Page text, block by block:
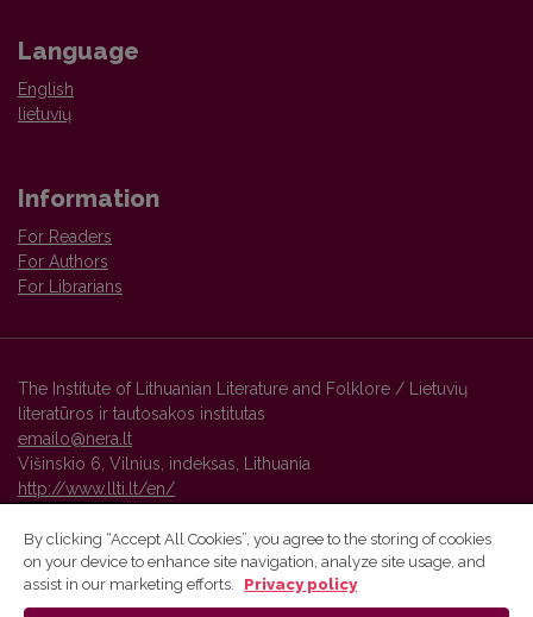
Language
English
lietuvių
Information
For Readers
For Authors
For Librarians
The Institute of Lithuanian Literature and Folklore / Lietuvių
literatūros ir tautosakos institutas
emailo@nera.lt
Višinskio 6, Vilnius, indeksas, Lithuania
http://www.llti.lt/en/
Vilnius University Press platform and metadata are distributed by
By clicking “Accept All Cookies”, you agree to the storing of cookies
on your device to enhance site navigation, analyze site usage, and
assist in our marketing efforts.
Privacy policy